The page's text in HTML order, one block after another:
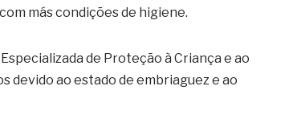
más condições de higiene.
de Proteção à Criança e ao
devido ao estado de embriaguez e ao